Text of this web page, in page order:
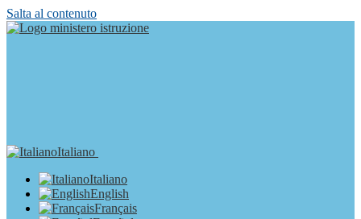
Salta al contenuto
Italiano
Italiano
English
Français